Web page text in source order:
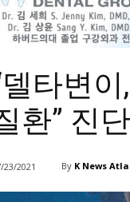
델타변
환” 진단
23/2021 By K News